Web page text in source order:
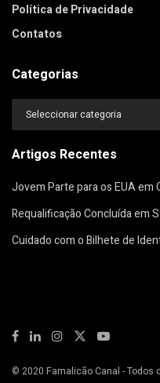
Política de Privacidade
Contatos
Categorias
Categorias
Artigos Recentes
Jovem Parte para os EUA em
Requalificação Concluída em
Cuidado com o Bilhete de
© 2020 Famalicão Canal - Todos